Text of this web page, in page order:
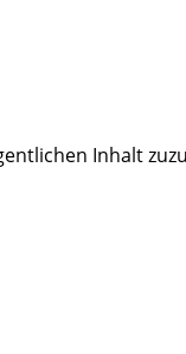
Inhalt